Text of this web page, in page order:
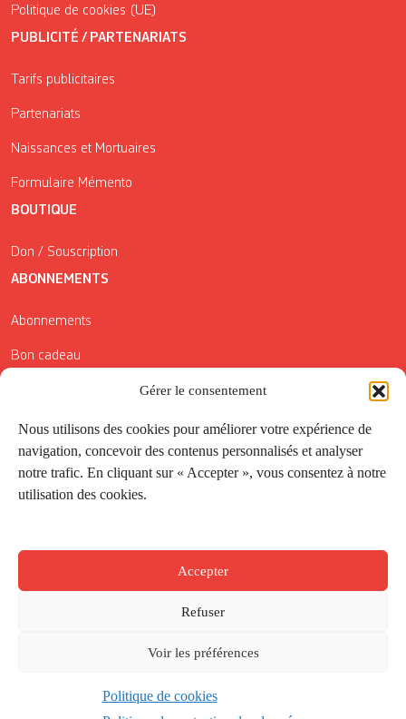
Gérer le consentement
Nous utilisons des cookies pour améliorer votre expérience de
navigation, concevoir des contenus personnalisés et analyser
notre trafic. En cliquant sur « Accepter », vous consentez à notre
utilisation des cookies.
Accepter
Refuser
Voir les préférences
Politique de cookies
Politique de cookies (UE)
PUBLICITÉ / PARTENARIATS
Tarifs publicitaires
Partenariats
Naissances et Mortuaires
Formulaire Mémento
BOUTIQUE
Don / Souscription
ABONNEMENTS
Abonnements
Bon cadeau
Conditions générales de vente
Réductions de la Carte Côté Courrier
Application